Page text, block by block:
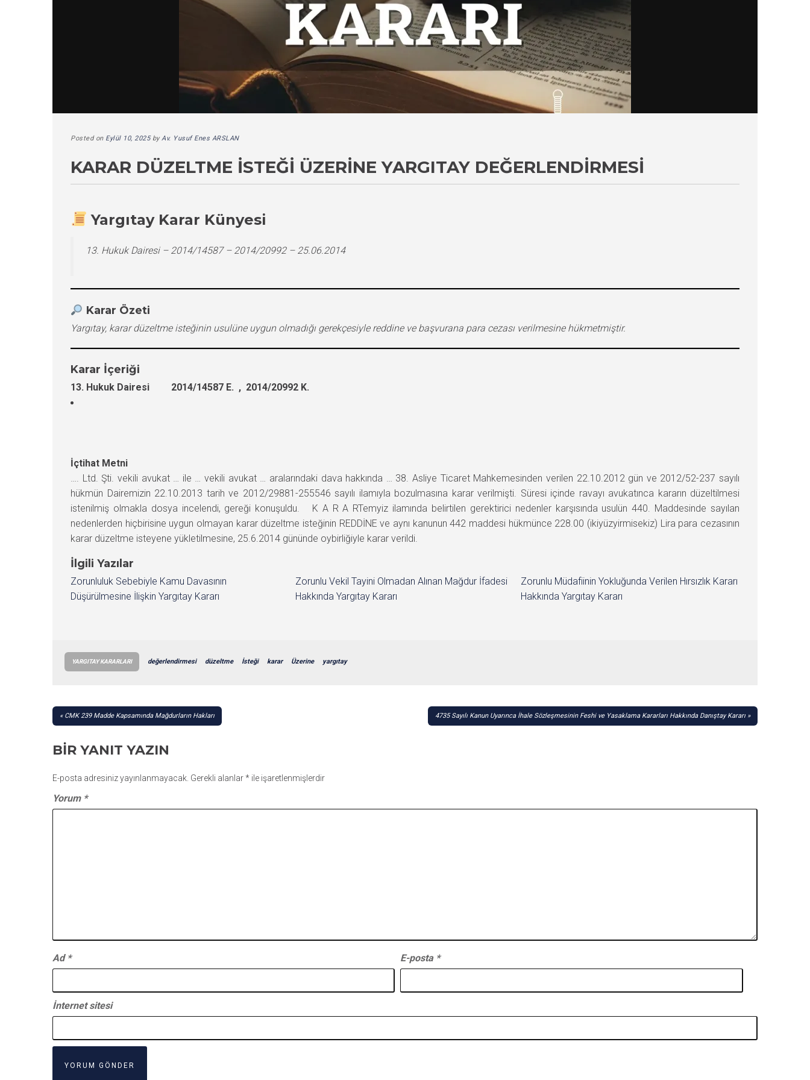
Posted on Eylül 10, 2025byAv. Yusuf Enes ARSLAN
KARAR DÜZELTME İSTEĞI ÜZERINE YARGITAY DEĞERLENDIRMESI
Yargıtay Karar Künyesi
13. Hukuk Dairesi – 2014/14587 – 2014/20992 – 25.06.2014
Karar Özeti
Yargıtay, karar düzeltme isteğinin usulüne uygun olmadığı gerekçesiyle reddine ve başvurana para cezası verilmesine hükmetmiştir.
Karar İçeriği
13. Hukuk Dairesi 2014/14587 E. , 2014/20992 K.
İçtihat Metni
…. Ltd. Şti. vekili avukat … ile … vekili avukat … aralarındaki dava hakkında … 38. Asliye Ticaret Mahkemesinden verilen 22.10.2012 gün ve 2012/52-237 sayılı
hükmün Dairemizin 22.10.2013 tarih ve 2012/29881-255546 sayılı ilamıyla bozulmasına karar verilmişti. Süresi içinde ravayı avukatınca kararın düzeltilmesi
istenilmiş olmakla dosya incelendi, gereği konuşuldu. K A R A RTemyiz ilamında belirtilen gerektirici nedenler karşısında usulün 440. Maddesinde sayılan
nedenlerden hiçbirisine uygun olmayan karar düzeltme isteğinin REDDİNE ve aynı kanunun 442 maddesi hükmünce 228.00 (ikiyüzyirmisekiz) Lira para cezasının
karar düzeltme isteyene yükletilmesine, 25.6.2014 gününde oybirliğiyle karar verildi.
İlgili Yazılar
Zorunluluk Sebebiyle Kamu Davasının
Düşürülmesine İlişkin Yargıtay Kararı
Zorunlu Vekil Tayini Olmadan Alınan Mağdur İfadesi
Hakkında Yargıtay Kararı
Zorunlu Müdafiinin Yokluğunda Verilen Hırsızlık Kararı
Hakkında Yargıtay Kararı
YARGITAY KARARLARI değerlendirmesi düzeltme İsteği karar Üzerine yargıtay
YAZI
CMK 239 Madde Kapsamında Mağdurların Hakları 4735 Sayılı Kanun Uyarınca İhale Sözleşmesinin Feshi ve Yasaklama Kararları Hakkında Danıştay Kararı
BIR YANIT YAZIN
E-posta adresiniz yayınlanmayacak. Gerekli alanlar* ile işaretlenmişlerdir
Yorum *
Ad * E-posta *
İnternet sitesi